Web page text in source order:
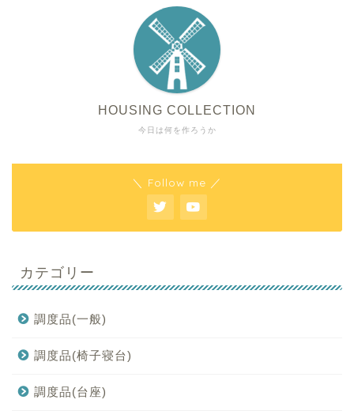
今日は何を作ろうか
HOUSING COLLECTION
＼ Follow me ／
カテゴリー
調度品(一般)
調度品(椅子寝台)
調度品(台座)